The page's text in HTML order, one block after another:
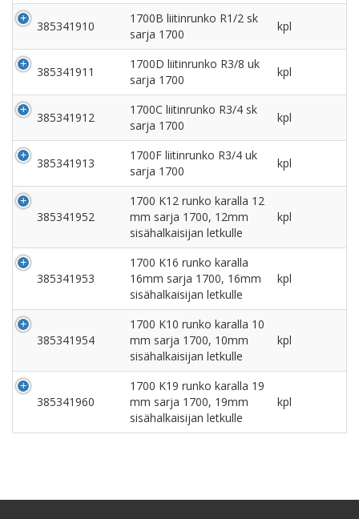
385341910
1700B liitinrunko R1/2 sk
sarja 1700
kpl
385341911
1700D liitinrunko R3/8 uk
sarja 1700
kpl
385341912
1700C liitinrunko R3/4 sk
sarja 1700
kpl
385341913
1700F liitinrunko R3/4 uk
sarja 1700
kpl
385341952
1700 K12 runko karalla 12
mm sarja 1700, 12mm
sisähalkaisijan letkulle
kpl
385341953
1700 K16 runko karalla
16mm sarja 1700, 16mm
sisähalkaisijan letkulle
kpl
385341954
1700 K10 runko karalla 10
mm sarja 1700, 10mm
sisähalkaisijan letkulle
kpl
385341960
1700 K19 runko karalla 19
mm sarja 1700, 19mm
sisähalkaisijan letkulle
kpl